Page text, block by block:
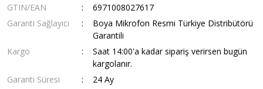
GTIN/EAN
6971008027617
Garanti Sağlayıcı
Boya Mikrofon Resmi Türkiye Distribütörü
Garantili
Kargo
Saat 14:00'a kadar sipariş verirsen bugün
kargolanır.
Garanti Süresi
24 Ay